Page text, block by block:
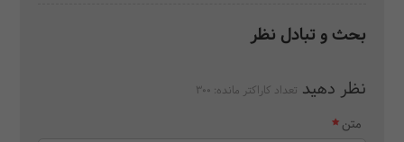
بحث و تبادل نظر
نظر دهید تعداد کاراکتر مانده: 300
متن